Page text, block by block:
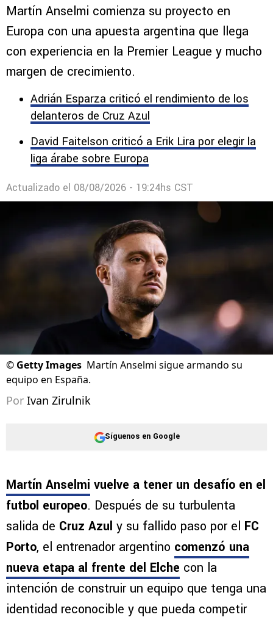
Martín Anselmi comienza su proyecto en
Europa con una apuesta argentina que llega
con experiencia en la Premier League y mucho
margen de crecimiento.
Adrián Esparza criticó el rendimiento de los
delanteros de Cruz Azul
David Faitelson criticó a Erik Lira por elegir la
liga árabe sobre Europa
Actualizado el 08/08/2026 - 19:24hs CST
© Getty Images Martín Anselmi sigue armando su
equipo en España.
Por Ivan Zirulnik
Síguenos en Google
Martín Anselmi vuelve a tener un desafío en el
futbol europeo. Después de su turbulenta
salida de Cruz Azul y su fallido paso por el FC
Porto, el entrenador argentino comenzó una
nueva etapa al frente del Elche con la
intención de construir un equipo que tenga una
identidad reconocible y que pueda competir